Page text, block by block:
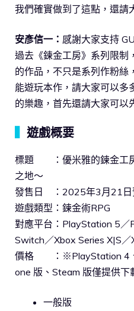
我們確實做到了這點，還請
安彥信一： 感謝大家支持
過去《鍊金工房》系列限制
的作品，不只是系列作粉絲
能遊玩本作，請大家可以多
的樂趣，首先還請大家可以
遊戲概要
標題 ：優米雅的鍊金工房
之地～
發售日 ：2025年3月21日
遊戲類型：鍊金術RPG
對應平台：PlayStation 5
Switch／Xbox Series X|S
價格 ：※PlayStation 4、
one 版、Steam 版僅提供下
一般版